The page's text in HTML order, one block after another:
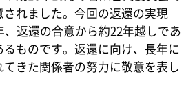
れました。今回の返還の実現
、返還の合意から約22年越しであ
ものです。返還に向け、長年に
きた関係者の努力に敬意を表し